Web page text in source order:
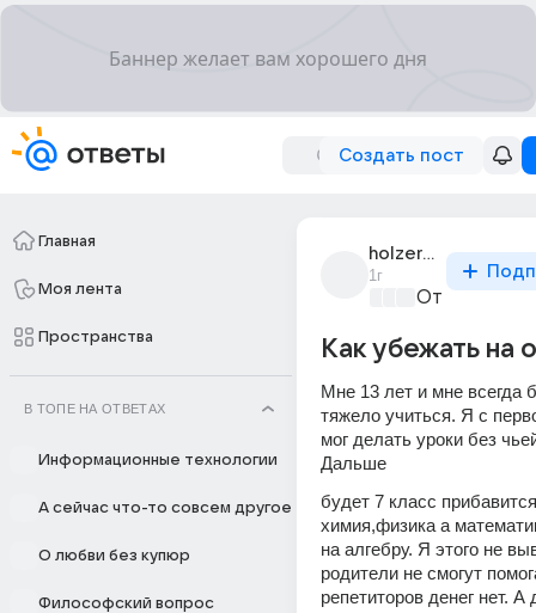
Создать пост
Главная
Моя лента
Пространства
В ТОПЕ НА ОТВЕТАХ
Информационные технологии
А сейчас что-то совсем другое
О любви без купюр
Философский вопрос
holzer939
1г
Отпуск
Как убежать на
Мне 13 лет и мне всегда
тяжело учиться. Я с
мог делать уроки без
Дальше
будет 7 класс прибавится
химия,физика а
на алгебру. Я этого не
родители не смогут
репетиторов денег нет.